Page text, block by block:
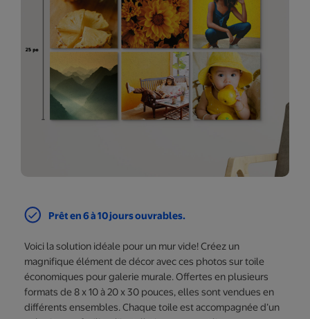
Prêt en 6 à 10 jours ouvrables.
Voici la solution idéale pour un mur vide! Créez un
magnifique élément de décor avec ces photos sur toile
économiques pour galerie murale. Offertes en plusieurs
formats de 8 x 10 à 20 x 30 pouces, elles sont vendues en
différents ensembles. Chaque toile est accompagnée d’un